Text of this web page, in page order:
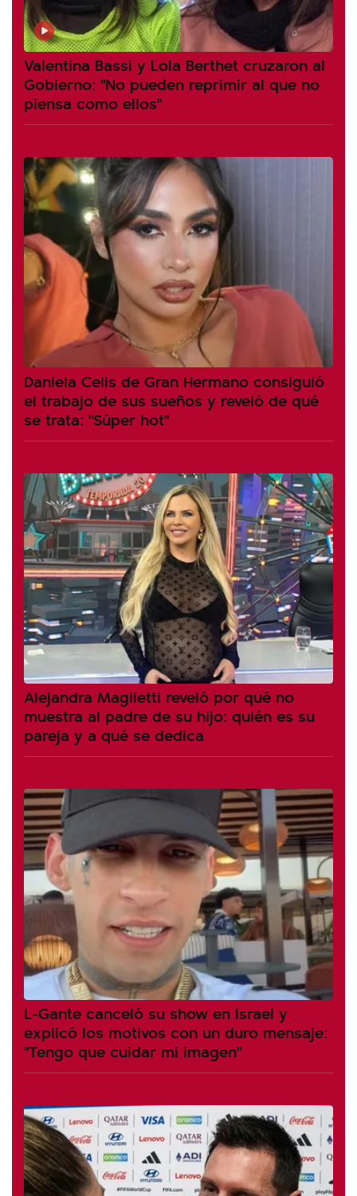
Valentina Bassi y Lola Berthet cruzaron al
Gobierno: "No pueden reprimir al que no
piensa como ellos"
Daniela Celis de Gran Hermano consiguió
el trabajo de sus sueños y reveló de qué
se trata: "Súper hot"
Alejandra Maglietti reveló por qué no
muestra al padre de su hijo: quién es su
pareja y a qué se dedica
L-Gante canceló su show en Israel y
explicó los motivos con un duro mensaje:
"Tengo que cuidar mi imagen"